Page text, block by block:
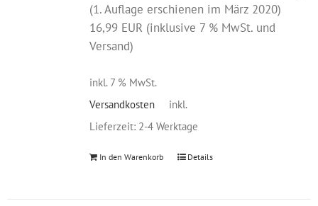
(1. Auflage erschienen im März 2020)
16,99 EUR (inklusive 7 % MwSt. und
Versand)
inkl. 7 % MwSt.
inkl.
Versandkosten
Lieferzeit: 2-4 Werktage
In den Warenkorb Details